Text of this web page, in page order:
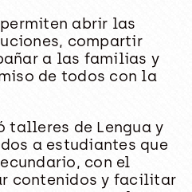
abrir las
compartir
a las familias y
de todos con la
talleres de Lengua y
a estudiantes que
con el
contenidos y facilitar